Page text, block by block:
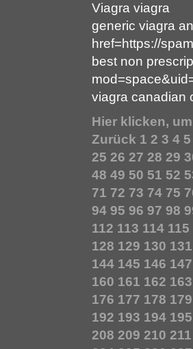
Viagra viagra
generic viagra
href=https://
best non
viagra canadian
Hier klicken,
Zurück 1 2 3 4 5
25 26 27 28 29
48 49 50 51 52
71 72 73 74 75
94 95 96 97 98
112 113 114 115
128 129 130 131
144 145 146 147
160 161 162 163
176 177 178 179
192 193 194 195
208 209 210 211